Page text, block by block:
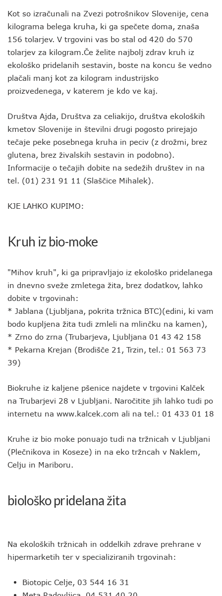
Kot so izračunali na Zvezi potrošnikov Slovenije, cena
kilograma belega kruha, ki ga spečete doma, znaša
156 tolarjev. V trgovini vas bo stal od 420 do 570
tolarjev za kilogram.Če želite najbolj zdrav kruh iz
ekološko pridelanih sestavin, boste na koncu še vedno
plačali manj kot za kilogram industrijsko
proizvedenega, v katerem je kdo ve kaj.
Društva Ajda, Društva za celiakijo, društva ekoloških
kmetov Slovenije in številni drugi pogosto prirejajo
tečaje peke posebnega kruha in peciv (z drožmi, brez
glutena, brez živalskih sestavin in podobno).
Informacije o tečajih dobite na sedežih društev in na
tel. (01) 231 91 11 (Slaščice Mihalek).
KJE LAHKO KUPIMO:
Kruh iz bio-moke
"Mihov kruh", ki ga pripravljajo iz ekološko pridelanega
in dnevno sveže zmletega žita, brez dodatkov, lahko
dobite v trgovinah:
* Jablana (Ljubljana, pokrita tržnica BTC)(edini, ki vam
bodo kupljena žita tudi zmleli na mlinčku na kamen),
* Zrno do zrna (Trubarjeva, Ljubljana 01 43 42 158
* Pekarna Krejan (Brodišče 21, Trzin, tel.: 01 563 73
39)
Biokruhe iz kaljene pšenice najdete v trgovini Kalček
na Trubarjevi 28 v Ljubljani. Naročitite jih lahko tudi po
internetu na www.kalcek.com ali na tel.: 01 433 01 18
Kruhe iz bio moke ponuajo tudi na tržnicah v Ljubljani
(Plečnikova in Koseze) in na eko tržncah v Naklem,
Celju in Mariboru.
biološko pridelana žita
Na ekoloških tržnicah in oddelkih zdrave prehrane v
hipermarketih ter v specializiranih trgovinah:
Biotopic Celje, 03 544 16 31